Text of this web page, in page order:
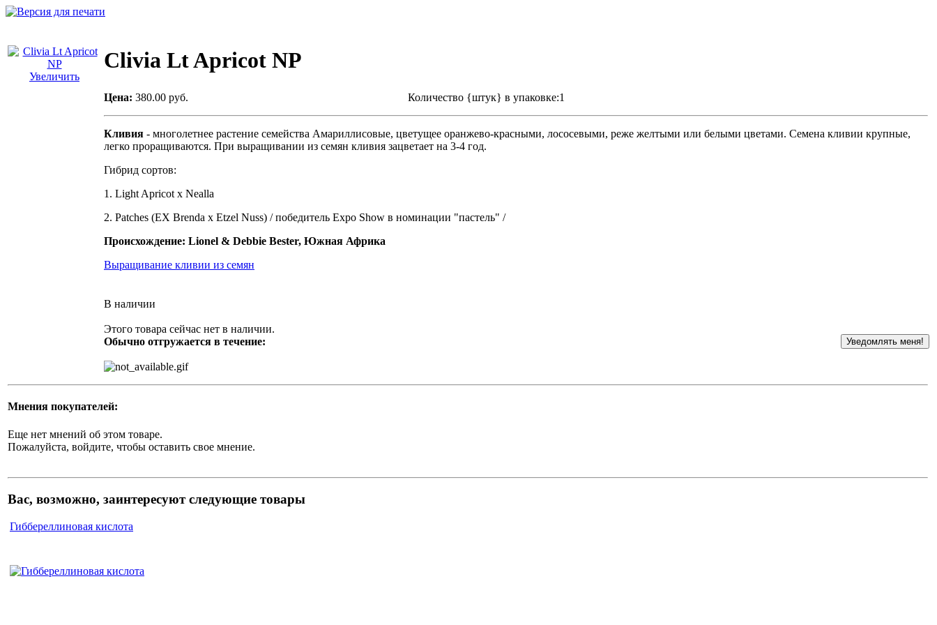
Увеличить
Clivia Lt Apricot NP
Цена: 380.00 руб. Количество {штук} в упаковке:1
Кливия - многолетнее растение семейства Амариллисовые, цветущее оранжево-красными, лососевыми, реже желтыми или белыми цветами. Семена кливии крупные,
легко проращиваются. При выращивании из семян кливия зацветает на 3-4 год.
Гибрид сортов:
1. Light Apricot x Nealla
2. Patches (EX Brenda х Etzel Nuss) / победитель Expo Show в номинации "пастель" /
Происхождение: Lionel & Debbie Bester, Южная Африка
Выращивание кливии из семян
В наличии
Этого товара сейчас нет в наличии.
Обычно отгружается в течение:
Мнения покупателей:
Еще нет мнений об этом товаре.
Пожалуйста, войдите, чтобы оставить свое мнение.
Вас, возможно, заинтересуют следующие товары
Гиббереллиновая кислота